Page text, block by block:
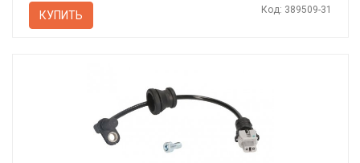
КУПИТЬ Код: 389509-31